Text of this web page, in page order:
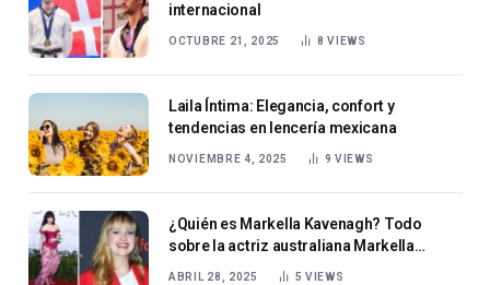
internacional
OCTUBRE 21, 2025 8VIEWS
Laila Íntima: Elegancia, confort y
tendencias en lencería mexicana
NOVIEMBRE 4, 2025 9VIEWS
¿Quién es Markella Kavenagh? Todo
sobre la actriz australiana Markella
ABRIL 28, 2025 5 VIEWS